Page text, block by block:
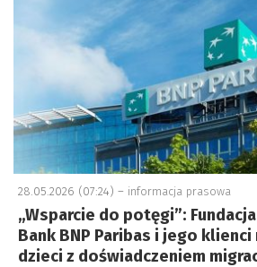
28.05.2026 (07:24) – informacja prasowa
„Wsparcie do potęgi”:
Bank BNP Paribas i jego
dzieci z doświadczeniem